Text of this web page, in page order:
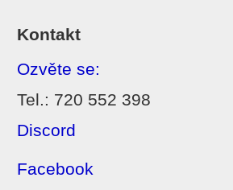
Kontakt
Ozvěte se:
Tel.: 720 552 398
Discord
Facebook